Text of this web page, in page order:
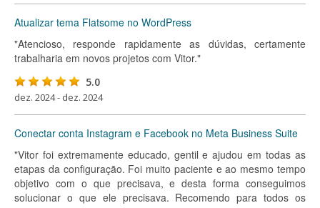
Atualizar tema Flatsome no WordPress
"Atencioso, responde rapidamente as dúvidas, certamente
trabalharia em novos projetos com Vitor."
5.0
dez. 2024 - dez. 2024
Conectar conta Instagram e Facebook no Meta Business Suite
"Vitor foi extremamente educado, gentil e ajudou em todas as
etapas da configuração. Foi muito paciente e ao mesmo tempo
objetivo com o que precisava, e desta forma conseguimos
solucionar o que ele precisava. Recomendo para todos os